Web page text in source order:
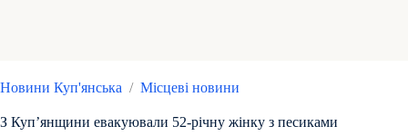
Новини Куп'янська / Місцеві новини
З Куп’янщини евакуювали 52-річну жінку з песиками